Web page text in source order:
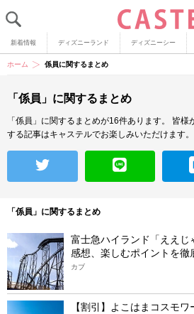
新着情報 ディズニーランド ディズニーシー
ホーム 係員に関するまとめ
「係員」に関するまとめ
「係員」に関するまとめが16件あります。
皆様
する記事はキャステルでお楽しみいただけます。
「係員」に関するまとめ
富士急ハイランド「ええじ
感想、楽しむポイントを徹
カブ
【割引】よこはまコスモ